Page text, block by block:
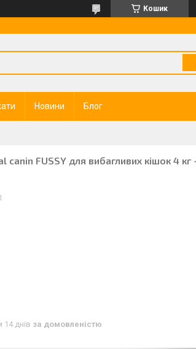
Кошик
Новини Блог
canin FUSSY для вибагливих кішок 4 кг
днів за домовленістю